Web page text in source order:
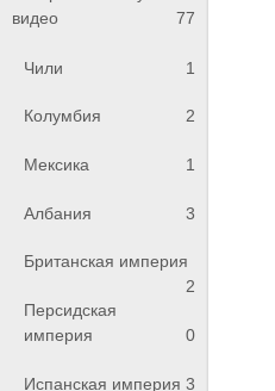
видео
77
Чили 1
Колумбия 2
Мексика 1
Албания 3
Британская империя
2
Персидская
империя
0
Испанская империя 3